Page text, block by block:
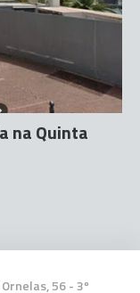
na Quinta
56 - 3º